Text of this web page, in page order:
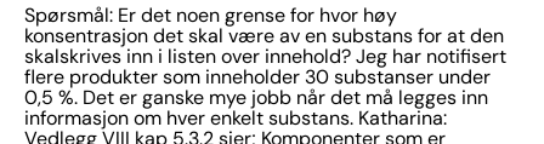
Spørsmål: Er det noen grense for hvor høy
konsentrasjon det skal være av en substans for at den
skalskrives inn i listen over innehold? Jeg har notifisert
flere produkter som inneholder 30 substanser under
0,5 %. Det er ganske mye jobb når det må legges inn
informasjon om hver enkelt substans. Katharina:
Vedlegg VIII kap 5.3.2 sier; Komponenter som er